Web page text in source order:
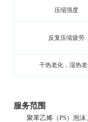
压缩强度
反复压缩疲劳
干热老化，湿热
服务范围
聚苯乙烯（PS）泡